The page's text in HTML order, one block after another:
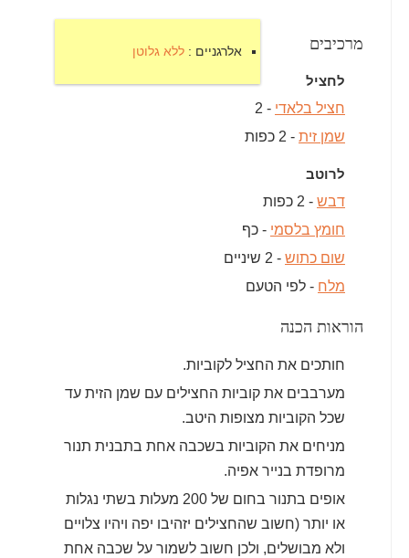
אלרגניים : ללא גלוטן מרכיבים
לחציל
חציל בלאדי - 2
שמן זית - 2 כפות
לרוטב
דבש - 2 כפות
חומץ בלסמי - כף
שום כתוש - 2 שיניים
מלח - לפי הטעם
הוראות הכנה
חותכים את החציל לקוביות.
מערבבים את קוביות החצילים עם שמן הזית עד
שכל הקוביות מצופות היטב.
מניחים את הקוביות בשכבה אחת בתבנית תנור
מרופדת בנייר אפיה.
אופים בתנור בחום של 200 מעלות בשתי נגלות
או יותר (חשוב שהחצילים יזהיבו יפה ויהיו צלויים
ולא מבושלים, ולכן חשוב לשמור על שכבה אחת